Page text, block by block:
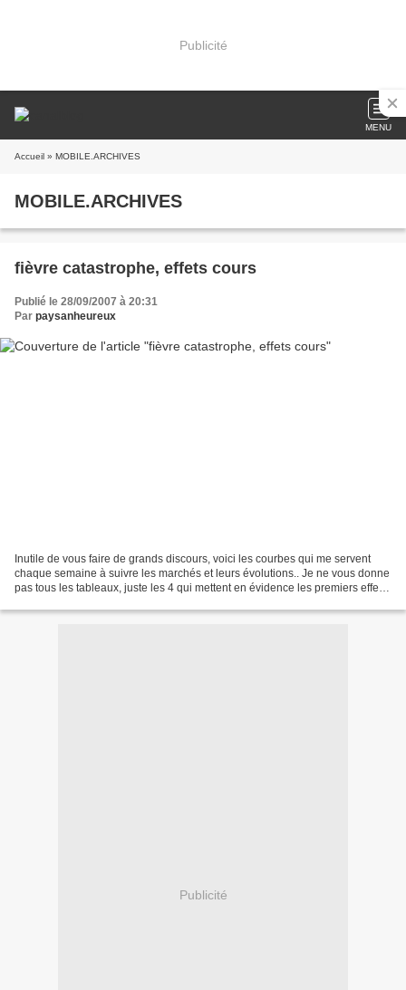
Publicité
MENU
Accueil » MOBILE.ARCHIVES
MOBILE.ARCHIVES
fièvre catastrophe, effets cours
Publié le 28/09/2007 à 20:31
Par paysanheureux
Inutile de vous faire de grands discours, voici les courbes qui me servent
chaque semaine à suivre les marchés et leurs évolutions.. Je ne vous donne
pas tous les tableaux, juste les 4 qui mettent en évidence les premiers effets
Publicité